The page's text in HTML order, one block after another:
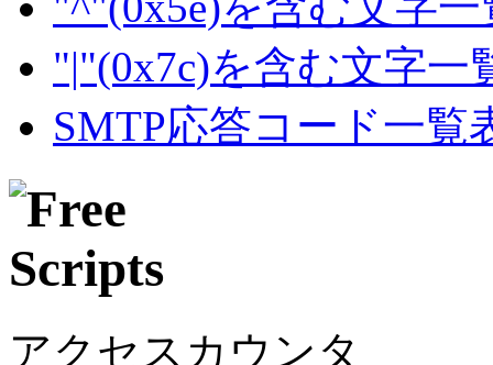
"|"(0x7c)を含む文字一
SMTP応答コード一覧
アクセスカウンタ